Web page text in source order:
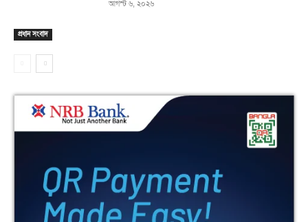
প্রধান সংবাদ
আগস্ট ৬, ২০২৬